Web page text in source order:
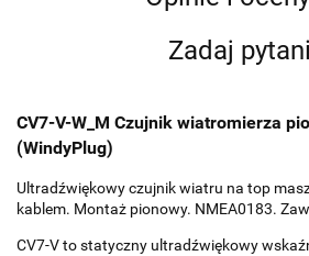
Zadaj
CV7-V-W_M Czujnik wiatromierza
(WindyPlug)
Ultradźwiękowy czujnik wiatru na top
kablem. Montaż pionowy. NMEA0183.
CV7-V to statyczny ultradźwiękowy